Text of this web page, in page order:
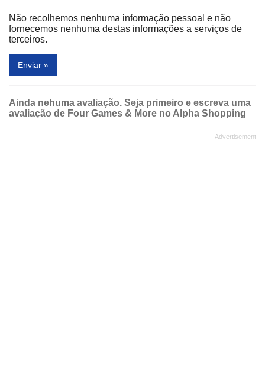
Não recolhemos nenhuma informação pessoal e não
fornecemos nenhuma destas informações a serviços de
terceiros.
Enviar »
Ainda nehuma avaliação. Seja primeiro e escreva uma
avaliação de Four Games & More no Alpha Shopping